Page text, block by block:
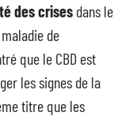
des crises dans le
de
que le CBD est
les signes de la
titre que les